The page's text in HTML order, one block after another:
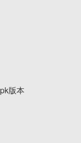
版本